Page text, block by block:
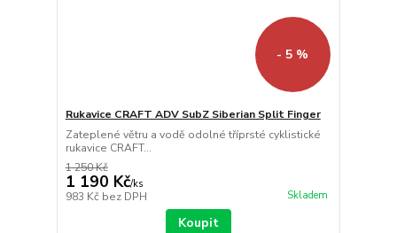
- 5 %
Rukavice CRAFT ADV SubZ Siberian Split Finger
Zateplené větru a vodě odolné tříprsté cyklistické
rukavice CRAFT...
1 250 Kč
1 190 Kč/ks
983 Kč bez DPH Skladem
Koupit